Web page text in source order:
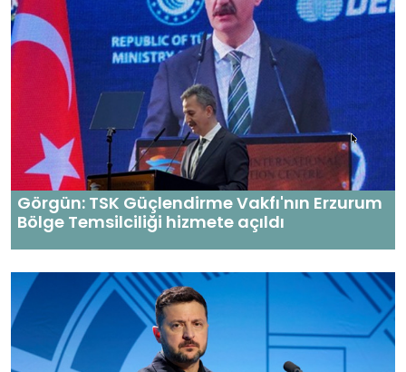
Görgün: TSK Güçlendirme Vakfı'nın Erzurum
Bölge Temsilciliği hizmete açıldı